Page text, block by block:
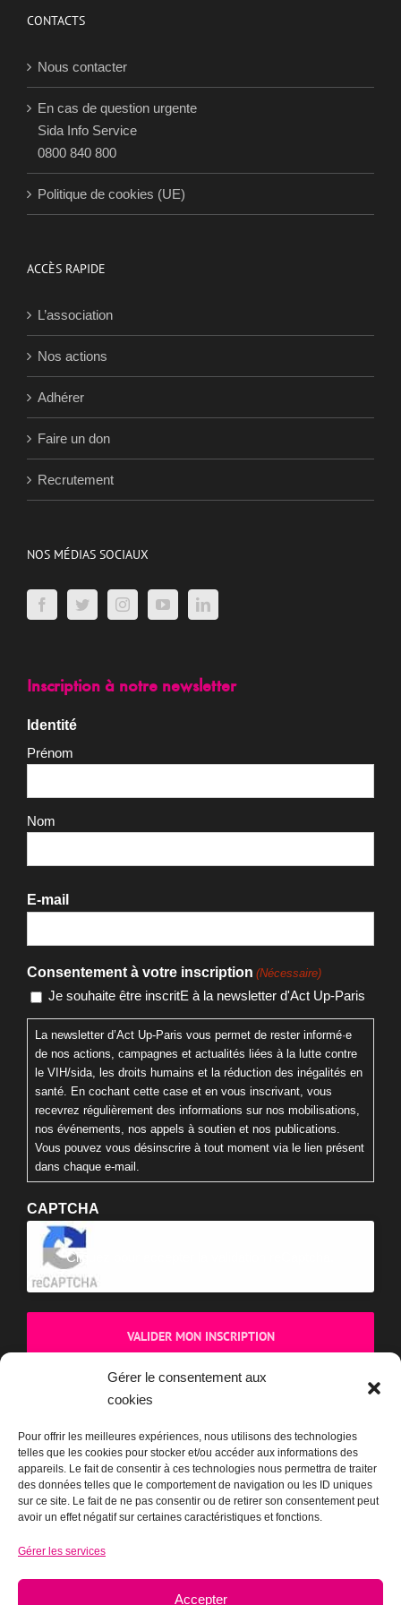
Gérer le consentement aux
cookies
Pour offrir les meilleures expériences, nous utilisons des technologies
telles que les cookies pour stocker et/ou accéder aux informations des
appareils. Le fait de consentir à ces technologies nous permettra de traiter
des données telles que le comportement de navigation ou les ID uniques
sur ce site. Le fait de ne pas consentir ou de retirer son consentement peut
avoir un effet négatif sur certaines caractéristiques et fonctions.
Gérer les services
Accepter
CONTACTS
Nous contacter
Sida Info Service
Politique de cookies (UE)
ACCÈS RAPIDE
Recrutement
Inscription à notre newsletter
Identité
Prénom
Nom
E-mail
Consentement à votre inscription
Je souhaite être inscritE à la newsletter d'Act Up-Paris
La newsletter d’Act Up-Paris vous permet de rester informé·e
de nos actions, campagnes et actualités liées à la lutte contre
le VIH/sida, les droits humains et la réduction des inégalités en
santé. En cochant cette case et en vous inscrivant, vous
recevrez régulièrement des informations sur nos mobilisations,
Vous pouvez vous désinscrire à tout moment via le lien présent
dans chaque e-mail.
CAPTCHA
BOUTIQUE